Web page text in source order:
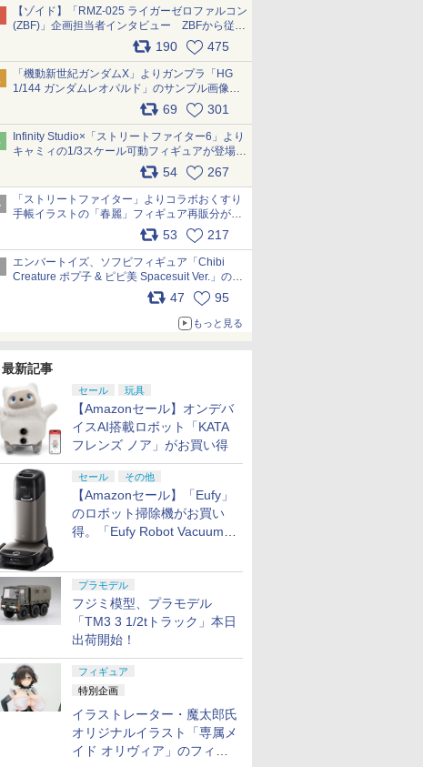
【ゾイド】「RMZ-025 ライガーゼロファルコン
(ZBF)」企画担当者インタビュー ZBFから従来
デザインまで再現可能なボリューム満点のキッ
ト pic.x.com/6zOqQAQKkX
190 475
「機動新世紀ガンダムX」よりガンプラ「HG
1/144 ガンダムレオパルド」のサンプル画像が
69 301
Infinity Studio×「ストリートファイター6」より
キャミィの1/3スケール可動フィギュアが登場
54 267
「ストリートファイター」よりコラボおくすり
手帳イラストの「春麗」フィギュア再販分が本
日出荷開始 pic.x.com/toUc1MHr41
53 217
エンバートイズ、ソフビフィギュア「Chibi
Creature ポプ子 & ピピ美 Spacesuit Ver.」の発
売中止を発表 pic.x.com/Ri45iFeYjn
47 95
もっと見る
最新記事
セール 玩具
【Amazonセール】オンデバ
イスAI搭載ロボット「KATA
フレンズ ノア」がお買い得
セール その他
【Amazonセール】「Eufy」
のロボット掃除機がお買い
得。「Eufy Robot Vacuum
プラモデル
フジミ模型、プラモデル
「TM3 3 1/2tトラック」本日
出荷開始！
フィギュア
特別企画
イラストレーター・魔太郎氏
オリジナルイラスト「専属メ
イド オリヴィア」のフィギ